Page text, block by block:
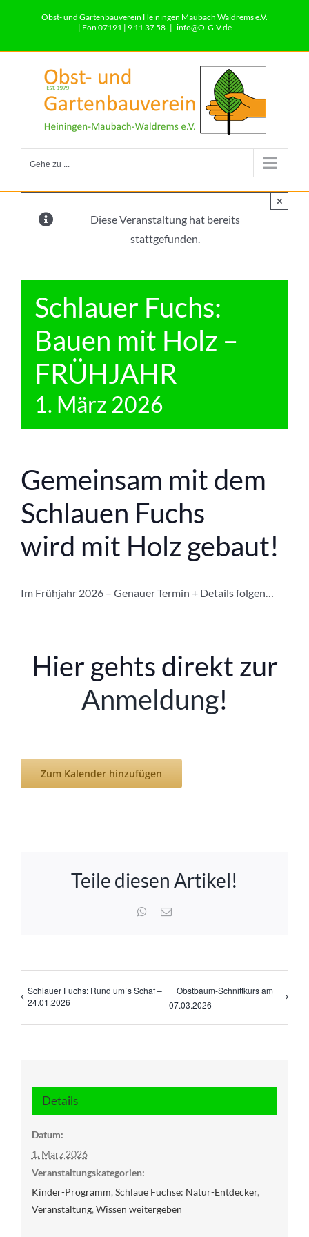
Obst- und Gartenbauverein Heiningen Maubach Waldrems e.V.
| Fon 07191 | 9 11 37 58 | info@O-G-V.de
Gehe zu ...
Diese Veranstaltung hat bereits
stattgefunden.
×
Schlauer Fuchs:
Bauen mit Holz –
FRÜHJAHR
1. März 2026
Gemeinsam mit dem
Schlauen Fuchs
wird mit Holz gebaut!
Im Frühjahr 2026 – Genauer Termin + Details folgen…
Hier gehts direkt zur
Anmeldung!
Zum Kalender hinzufügen
Teile diesen Artikel!
WhatsApp
E-
Schlauer Fuchs: Rund um`s Schaf –
24.01.2026
Obstbaum-Schnittkurs am
07.03.2026
Details
Datum:
1. März 2026
Veranstaltungskategorien:
Kinder-Programm, Schlaue Füchse: Natur-Entdecker,
Veranstaltung, Wissen weitergeben